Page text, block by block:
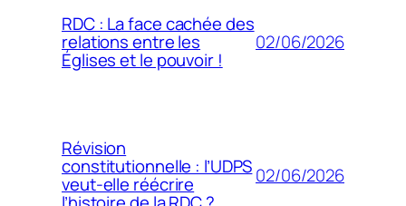
RDC : La face cachée des
relations entre les
Églises et le pouvoir !
02/06/2026
Révision
constitutionnelle : l’UDPS
veut-elle réécrire 02/06/2026